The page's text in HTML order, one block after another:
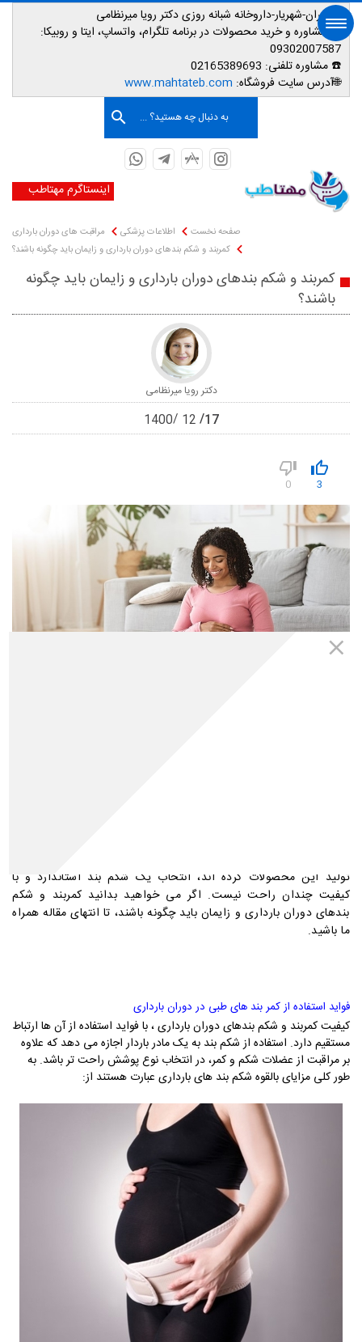
📌تهران-شهریار-داروخانه شبانه روزی دکتر رویا میرنظامی
📱مشاوره و خرید محصولات در برنامه تلگرام، واتساپ، ایتا و روبیکا:
09302007587
☎️ مشاوره تلفنی:
🌐آدرس سایت فروشگاه: www.mahtateb.com
به دنبال چه هستید؟ ...
اینستاگرم مهتاطب
صفحه نخست اطلاعات پزشکی
مراقبت های دوران بارداری
کمربند و شکم بندهای دوران بارداری و زایمان باید چگونه باشند؟
کمربند و شکم بندهای دوران بارداری و زایمان باید چگونه
باشند؟
دکتر رویا میرنظامی
17
12
1400
3
0
تولید این محصولات کرده اند، انتخاب یک شکم بند استاندارد و با
کیفیت چندان راحت نیست. اگر می خواهید بدانید کمربند و شکم
بندهای دوران بارداری و زایمان باید چگونه باشند، تا انتهای مقاله همراه
ما باشید.
فواید استفاده از کمر بند های طبی در دوران بارداری
کیفیت کمربند و شکم بندهای دوران بارداری ، با فواید استفاده از آن ها ارتباط
مستقیم دارد. استفاده از شکم بند به یک مادر باردار اجازه می دهد که علاوه
بر مراقبت از عضلات شکم و کمر، در انتخاب نوع پوشش راحت تر باشد. به
طور کلی مزایای بالقوه شکم بند های بارداری عبارت هستند از: